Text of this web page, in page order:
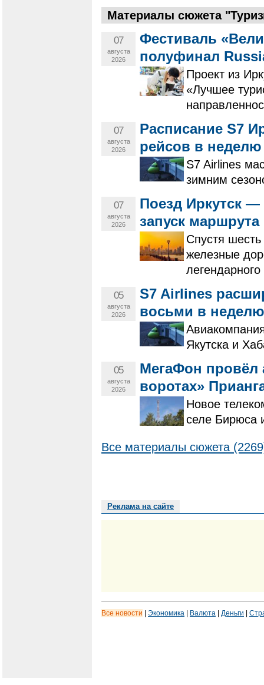
Материалы сюжета
07
августа
2026
Фестиваль
полуфинал
Проект из
«Лучшее
07
августа
2026
Расписание S7
рейсов в
S7 Airlines
зимним
07
августа
2026
Поезд Иркутск
запуск маршрута
Спустя
железные
05
августа
2026
S7 Airlines
восьми в неделю
Якутска и
05
августа
2026
МегаФон провёл
воротах»
Новое
селе Бирюса
Все материалы сюжета
Реклама на сайте
Все новости | Экономика | Валюта | Деньги |